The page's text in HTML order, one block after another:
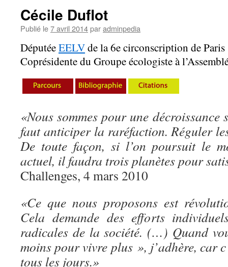
Cécile Duflot
Publié le7 avril 2014paradminpedia
DéputéeEELVde la 6e circonscription de Paris
Coprésidente du Groupe écologiste à
«Nous sommes pour une
faut anticiper la raréfaction. Réguler
De toute façon, si l’on poursuit le
actuel, il faudra trois planètes pour
Challenges, 4 mars 2010
«Ce que nous proposons est
Cela demande des efforts
radicales de la société. (…) Quand
moins pour vivre plus », j’adhère, car
tous les jours.»